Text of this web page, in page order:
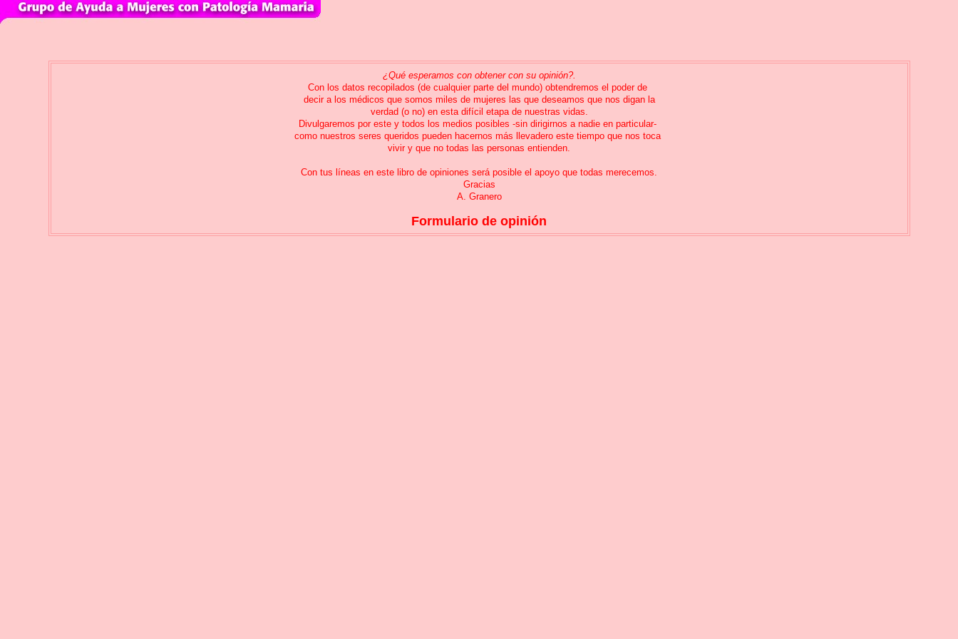
¿Qué esperamos con obtener con su opinión?.
Con los datos recopilados (de cualquier parte del mundo) obtendremos el poder de
decir a los médicos que somos miles de mujeres las que deseamos que nos digan la
verdad (o no) en esta difícil etapa de nuestras vidas.
Divulgaremos por este y todos los medios posibles -sin dirigirnos a nadie en particular-
como nuestros seres queridos pueden hacernos más llevadero este tiempo que nos toca
vivir y que no todas las personas entienden.
Con tus líneas en este libro de opiniones será posible el apoyo que todas merecemos.
Gracias
A. Granero
Formulario de opinión